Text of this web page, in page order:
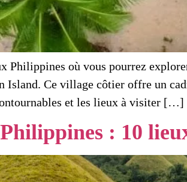
Philippines où vous pourrez
Island. Ce village côtier offre un
et les lieux à visiter […]
: 10